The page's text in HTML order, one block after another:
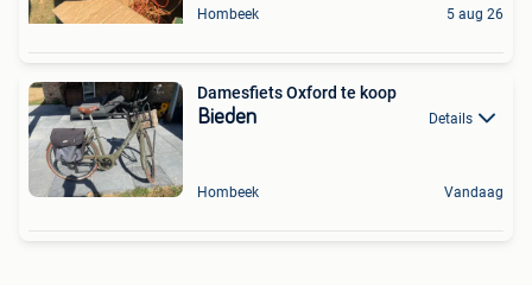
Hombeek 5 aug 26
Damesfiets Oxford te koop
Bieden Details
Hombeek Vandaag